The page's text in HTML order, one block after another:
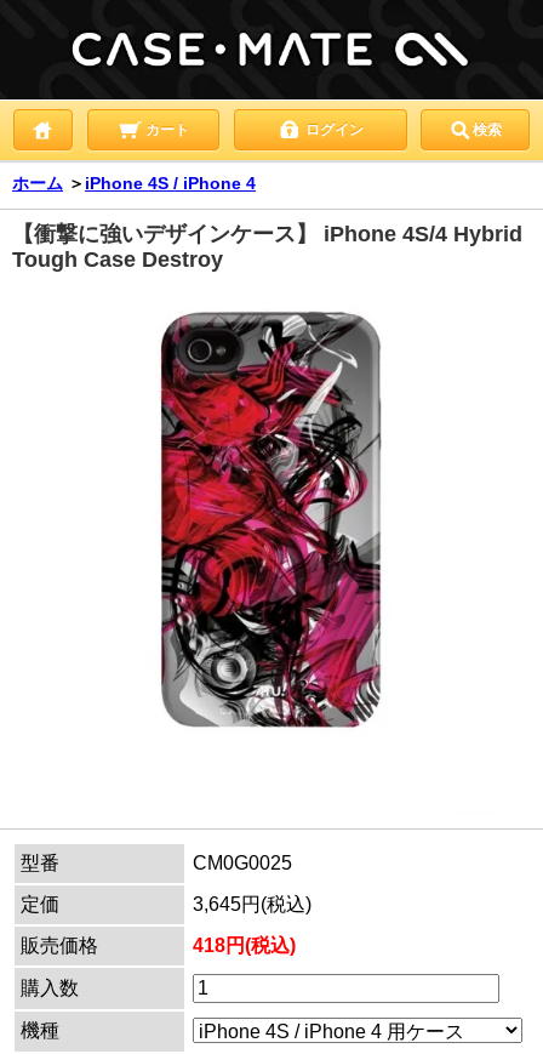
カート ログイン 検索
ホーム ＞ iPhone 4S / iPhone 4
【衝撃に強いデザインケース】 iPhone 4S/4 Hybrid
Tough Case Destroy
型番
CM0G0025
定価
3,645円(税込)
販売価格
418円(税込)
購入数
機種